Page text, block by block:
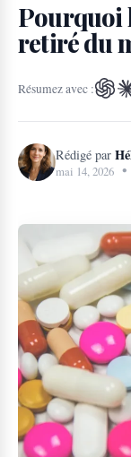
Pourquoi
retiré du
Résumez avec :
Rédigé par
mai 14, 2026 •